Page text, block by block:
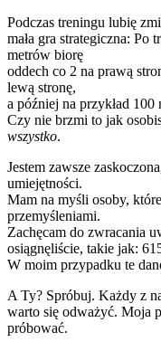
Podczas treningu lubię
mała gra strategiczna: Po
metrów biorę
oddech co 2 na prawą
lewą stronę,
a później na przykład
Czy nie brzmi to jak
wszystko.
Jestem zawsze
umiejętności.
Mam na myśli osoby,
przemyśleniami.
Zachęcam do zwracania
osiągnęliście, takie jak:
W moim przypadku te
A Ty? Spróbuj. Każdy z
warto się odważyć. Moja
próbować.